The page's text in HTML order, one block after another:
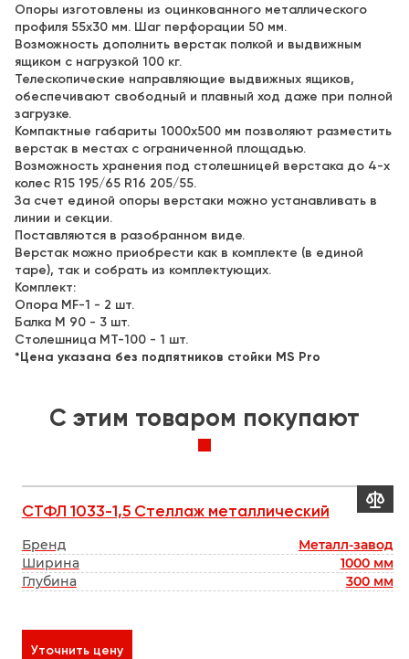
Опоры изготовлены из оцинкованного металлического
профиля 55х30 мм. Шаг перфорации 50 мм.
Возможность дополнить верстак полкой и выдвижным
ящиком с нагрузкой 100 кг.
Телескопические направляющие выдвижных ящиков,
обеспечивают свободный и плавный ход даже при полной
загрузке.
Компактные габариты 1000х500 мм позволяют разместить
верстак в местах с ограниченной площадью.
Возможность хранения под столешницей верстака до 4-х
колес R15 195/65 R16 205/55.
За счет единой опоры верстаки можно устанавливать в
линии и секции.
Поставляются в разобранном виде.
Верстак можно приобрести как в комплекте (в единой
таре), так и собрать из комплектующих.
Комплект:
Опора МF-1 - 2 шт.
Балка M 90 - 3 шт.
Столешница МT-100 - 1 шт.
* Цена указана без подпятников стойки MS Pro
C этим товаром покупают
СТФЛ 1033-1,5 Стеллаж металлический
Бренд
Металл-завод
Ширина
1000 мм
Глубина
300 мм
Уточнить цену
